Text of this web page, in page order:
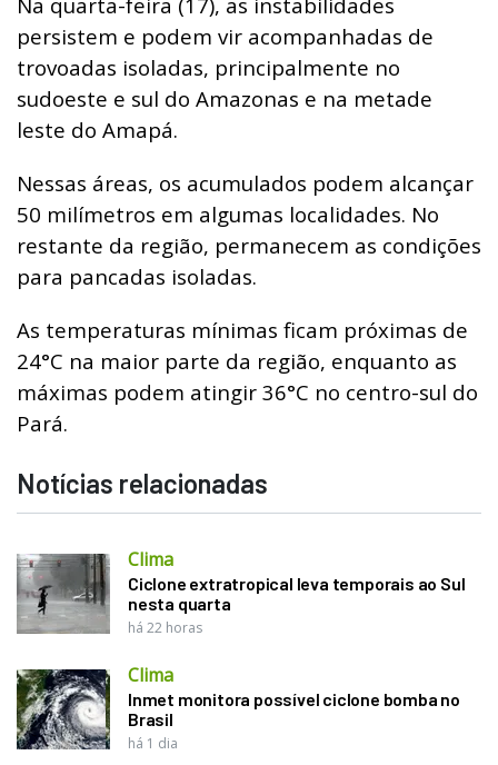
persistem e podem vir acompanhadas de
trovoadas isoladas, principalmente no
sudoeste e sul do Amazonas e na metade
leste do Amapá.
Nessas áreas, os acumulados podem alcançar
50 milímetros em algumas localidades. No
restante da região, permanecem as condições
para pancadas isoladas.
As temperaturas mínimas ficam próximas de
24°C na maior parte da região, enquanto as
máximas podem atingir 36°C no centro-sul do
Pará.
Notícias relacionadas
Clima
Ciclone extratropical leva temporais ao Sul
nesta quarta
há 22 horas
Clima
Inmet monitora possível ciclone bomba no
Brasil
há 1 dia